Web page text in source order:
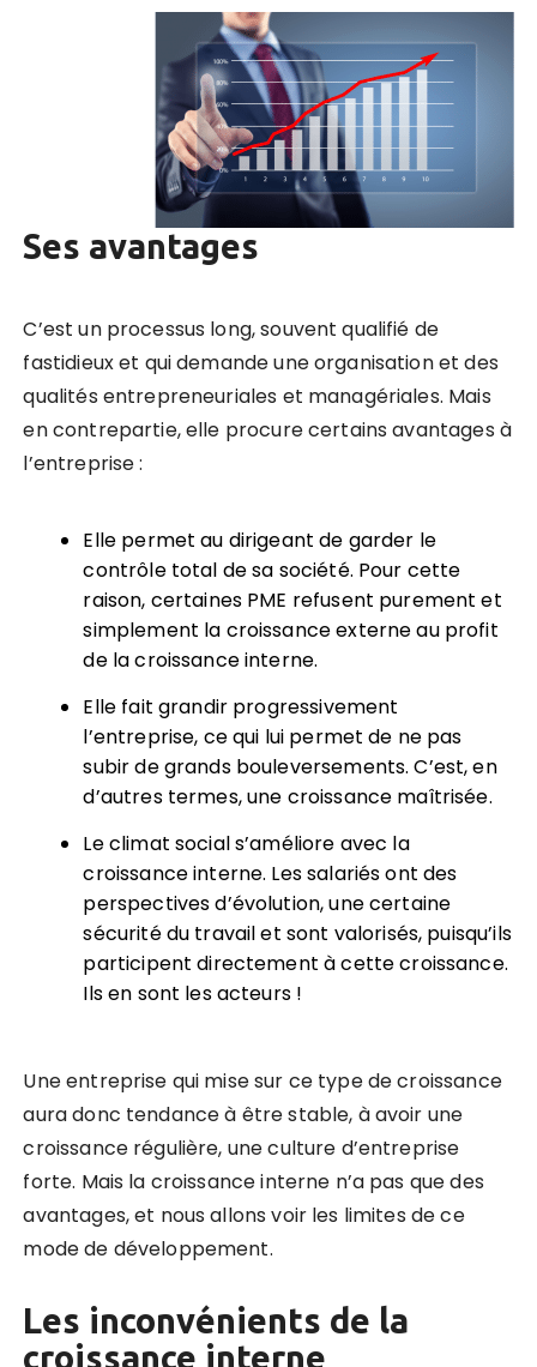
Ses avantages
C’est un processus long, souvent qualifié de
fastidieux et qui demande une organisation et des
qualités entrepreneuriales et managériales. Mais
en contrepartie, elle procure certains avantages à
l’entreprise :
Elle permet au dirigeant de garder le
contrôle total de sa société. Pour cette
raison, certaines PME refusent purement et
simplement la croissance externe au profit
de la croissance interne.
Elle fait grandir progressivement
l’entreprise, ce qui lui permet de ne pas
subir de grands bouleversements. C’est, en
d’autres termes, une croissance maîtrisée.
Le climat social s’améliore avec la
croissance interne. Les salariés ont des
perspectives d’évolution, une certaine
sécurité du travail et sont valorisés, puisqu’ils
participent directement à cette croissance.
Ils en sont les acteurs !
Une entreprise qui mise sur ce type de croissance
aura donc tendance à être stable, à avoir une
croissance régulière, une culture d’entreprise
forte. Mais la croissance interne n’a pas que des
avantages, et nous allons voir les limites de ce
mode de développement.
Les inconvénients de la
croissance interne